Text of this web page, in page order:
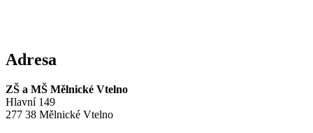
Adresa
ZŠ a MŠ Mělnické Vtelno
Hlavní 149
277 38 Mělnické Vtelno